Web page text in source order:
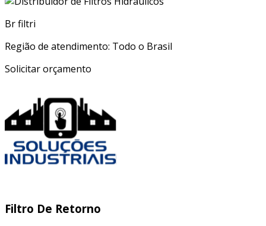
Br filtri
Região de atendimento: Todo o Brasil
Solicitar orçamento
Filtro De Retorno